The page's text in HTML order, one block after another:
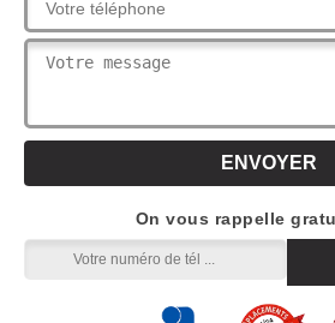
On vous rappelle